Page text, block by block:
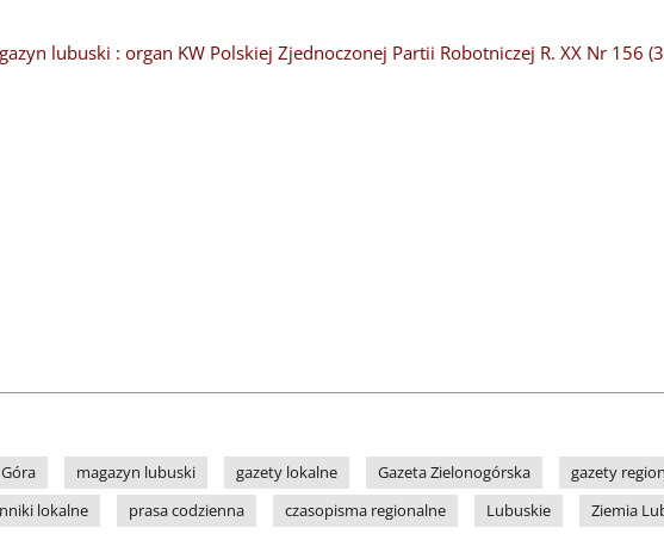
lubuski : organ KW Polskiej Zjednoczonej Partii Robotniczej R. XX Nr 156
magazyn lubuski gazety lokalne Gazeta Zielonogórska
gazety
lokalne prasa codzienna czasopisma regionalne Lubuskie Ziemia